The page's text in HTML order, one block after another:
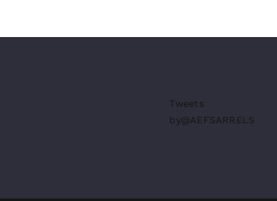
Tweets
by@AEFSARRELS